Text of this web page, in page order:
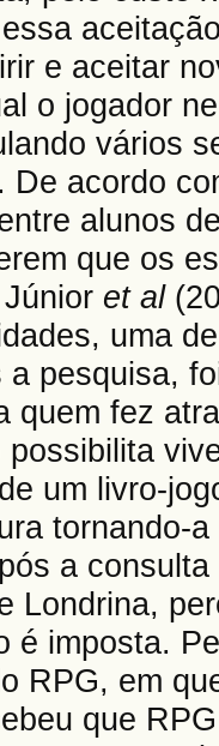
e aceitar
o jogador
vários
De acordo
alunos
que os
et al
uma
a pesquisa,
quem fez
um livro-
tornando-
a
Londrina,
é imposta.
RPG, em
que